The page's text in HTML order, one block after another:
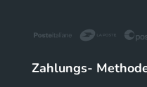
Zahlungs-